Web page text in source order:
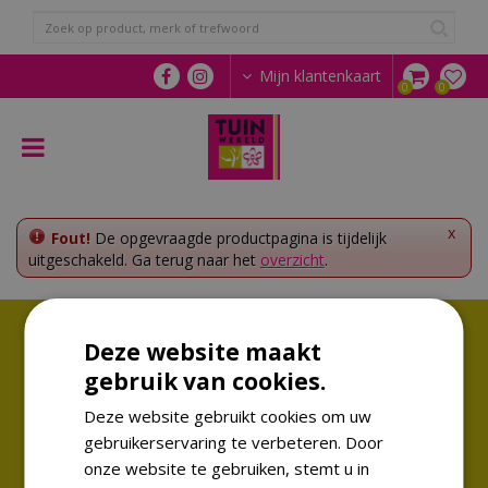
n
a
Mijn klantenkaart
x
Fout! De opgevraagde productpagina is tijdelijk
uitgeschakeld. Ga terug naar het overzicht.
Volg ons!
Altijd op de hoogte van de laatste trends
Deze website maakt
gebruik van cookies.
Deze website gebruikt cookies om uw
gebruikerservaring te verbeteren. Door
onze website te gebruiken, stemt u in